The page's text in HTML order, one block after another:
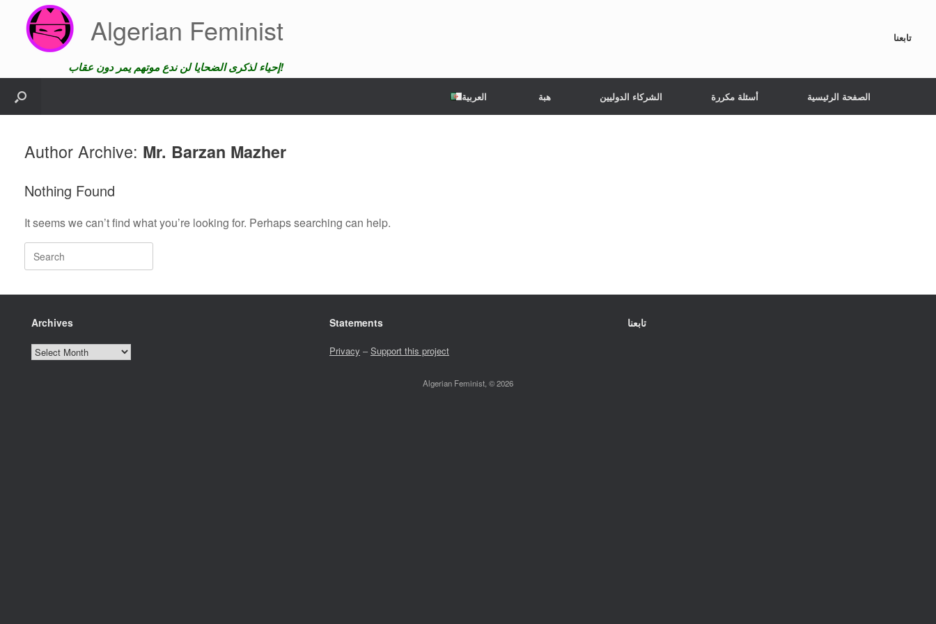
content
Algerian Feminist
إحياء لذكرى الضحايا لن ندع موتهم يمر دون عقاب!
تابعنا
العربية هبة الشركاء الدوليين أسئلة مكررة الصفحة الرئيسية
Author Archive: Mr. Barzan Mazher
Nothing Found
It seems we can’t find what you’re looking for. Perhaps searching can help.
Search
for:
تابعنا Statements
Privacy –Support this project
Archives
Archives
Algerian Feminist, © 2026